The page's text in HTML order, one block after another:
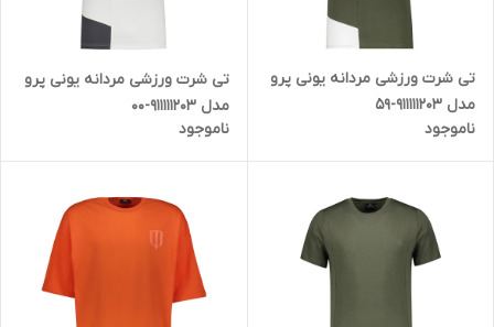
تی شرت ورزشی مردانه یونی پرو
مدل 911111203-59
ناموجود
تی شرت ورزشی مردانه یونی پرو
مدل 911111203-00
ناموجود